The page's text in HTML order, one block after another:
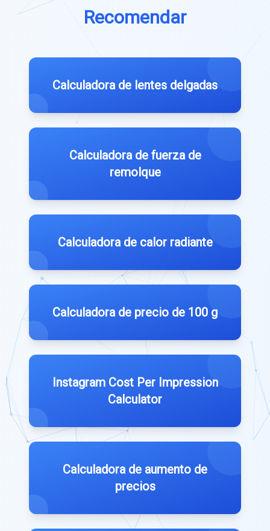
Recomendar
Calculadora de lentes delgadas
Calculadora de fuerza de
remolque
Calculadora de calor radiante
Calculadora de precio de 100 g
Instagram Cost Per Impression
Calculator
Calculadora de aumento de
precios